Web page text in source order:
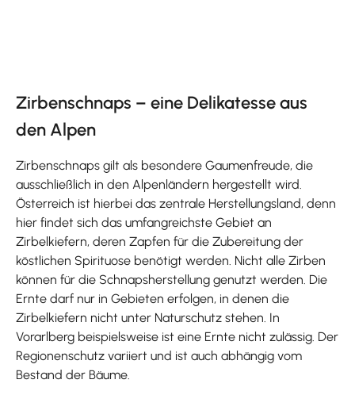
Zirbenschnaps – eine Delikatesse aus
den Alpen
Zirbenschnaps gilt als besondere Gaumenfreude, die
ausschließlich in den Alpenländern hergestellt wird.
Österreich ist hierbei das zentrale Herstellungsland, denn
hier findet sich das umfangreichste Gebiet an
Zirbelkiefern, deren Zapfen für die Zubereitung der
köstlichen Spirituose benötigt werden. Nicht alle Zirben
können für die Schnapsherstellung genutzt werden. Die
Ernte darf nur in Gebieten erfolgen, in denen die
Zirbelkiefern nicht unter Naturschutz stehen. In
Vorarlberg beispielsweise ist eine Ernte nicht zulässig. Der
Regionenschutz variiert und ist auch abhängig vom
Bestand der Bäume.